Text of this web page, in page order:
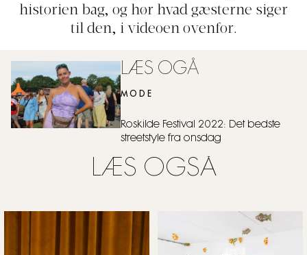
historien bag, og hør hvad gæsterne siger
til den, i videoen ovenfor.
LÆS OGÅ
MODE
Roskilde Festival 2022: Det bedste
streetstyle fra onsdag
LÆS OGSÅ